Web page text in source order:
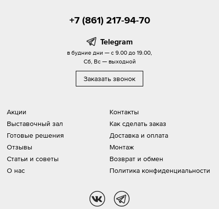
Акции
Выставочный зал
Готовые решения
Отзывы
Статьи и советы
О нас
Контакты
Как сделать заказ
Доставка и оплата
Монтаж
Возврат и обмен
Политика конфиденциальности
+7 (861) 217-94-70
Telegram
в будние дни — с 9.00 до 19.00,
Сб, Вс — выходной
Заказать звонок